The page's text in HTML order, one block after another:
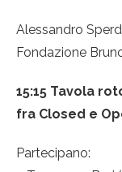
Alessandro
Fondazione
15:15 Tavola
fra Closed e
Partecipano: